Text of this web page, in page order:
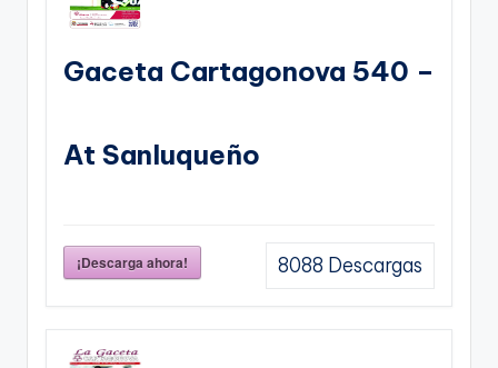
Gaceta Cartagonova 540 –
At Sanluqueño
¡Descarga ahora! 8088 Descargas